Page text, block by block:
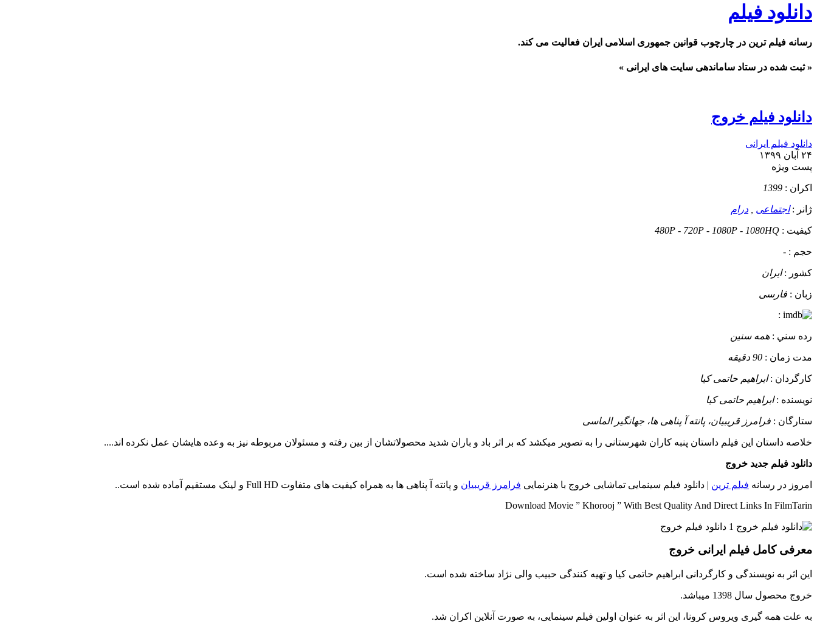
دانلود فیلم
رسانه فیلم ترین در چارچوب قوانین جمهوری اسلامی ایران فعالیت می کند.
« ثبت شده در ستاد ساماندهی سایت های ایرانی »
دانلود فیلم خروج
دانلود فیلم ایرانی
۲۴ آبان ۱۳۹۹
پست ويژه
اکران : 1399
ژانر :اجتماعی درام
کيفيت : 480P - 720P - 1080P - 1080HQ
حجم : -
کشور :ایران
زبان : فارسی
:
رده سني : همه سنین
مدت زمان : 90 دقیقه
کارگردان :ابراهیم حاتمی کیا
نويسنده :ابراهیم حاتمی کیا
ستارگان : فرامرز قریبیان، پانته آ پناهی ها، جهانگیر الماسی
خلاصه داستان این فیلم داستان پنبه کاران شهرستانی را به تصویر میکشد که بر اثر باد و باران شدید محصولاتشان از بین رفته و مسئولان مربوطه نیز به وعده هایشان عمل نکرده اند....
دانلود فیلم جدید خروج
امروز در رسانه فیلم ترین | دانلود فیلم سینمایی تماشایی خروج با هنرنمایی فرامرز قریبیان و پانته آ پناهی ها به همراه کیفیت های متفاوت Full HD و لینک مستقیم آماده شده است..
Download Movie ” Khorooj ” With Best Quality And Direct Links In FilmTarin
معرفی کامل فیلم ایرانی خروج
این اثر به نویسندگی و کارگردانی ابراهیم حاتمی کیا و تهیه کنندگی حبیب والی نژاد ساخته شده است.
خروج محصول سال 1398 میباشد.
به علت همه گیری ویروس کرونا، این اثر به عنوان اولین فیلم سینمایی، به صورت آنلاین اکران شد.